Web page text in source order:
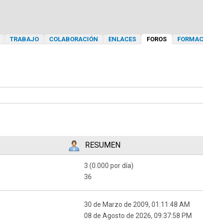
TRABAJO COLABORACIÓN ENLACES FOROS
RESUMEN
3 (0.000 por día)
36
30 de Marzo de 2009, 01:11:48 AM
08 de Agosto de 2026, 09:37:58 PM